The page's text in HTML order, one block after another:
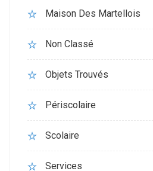
Maison Des Martellois
Non Classé
Objets Trouvés
Périscolaire
Scolaire
Services